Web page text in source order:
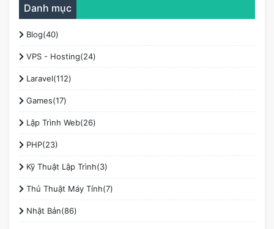
Danh mục
Blog(40)
VPS - Hosting(24)
Laravel(112)
Games(17)
Lập Trình Web(26)
PHP(23)
Kỹ Thuật Lập Trình(3)
Thủ Thuật Máy Tính(7)
Nhật Bản(86)